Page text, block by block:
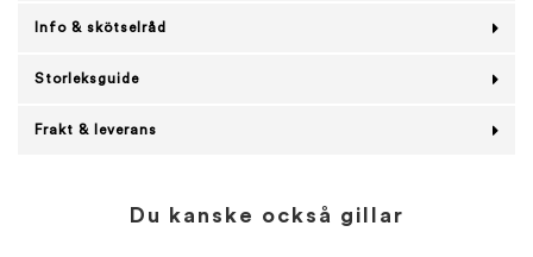
Info & skötselråd
Storleksguide
Frakt & leverans
Du kanske också gillar